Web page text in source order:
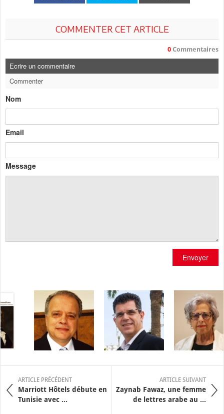
COMMENTER CET ARTICLE
0 Commentaires
Ecrire un commentaire
Commenter
Nom
Email
Message
Envoyer
ARTICLE PRÉCÉDENT
Marriott Hôtels débute en
Tunisie avec ...
ARTICLE SUIVANT
Zaynab Fawaz, une femme
de lettres arabe au ...